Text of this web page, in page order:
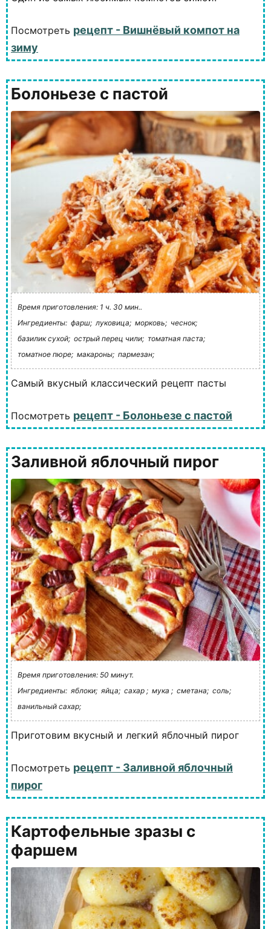
Посмотреть рецепт - Вишнёвый компот на
зиму
Болоньезе с пастой
Время приготовления: 1 ч. 30 мин..
Ингредиенты: фарш; луковица; морковь; чеснок;
базилик сухой; острый перец чили; томатная паста;
томатное пюре; макароны; пармезан;
Самый вкусный классический рецепт пасты
Посмотреть рецепт - Болоньезе с пастой
Заливной яблочный пирог
Время приготовления: 50 минут.
Ингредиенты: яблоки; яйца; сахар ; мука ; сметана; соль;
ванильный сахар;
Приготовим вкусный и легкий яблочный пирог
Посмотреть рецепт - Заливной яблочный
пирог
Картофельные зразы с
фаршем